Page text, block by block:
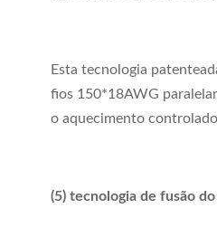
Esta tecnologia
fios 150*18AWG
o aquecimento
(5) tecnologia de fusão